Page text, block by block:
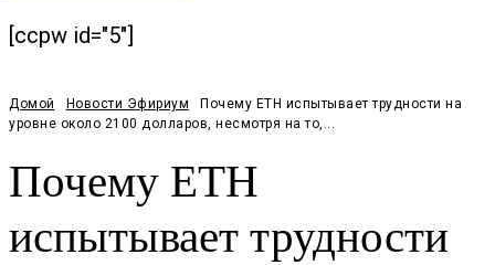
[ccpw id="5"]
Домой Новости Эфириум
Почему ETH испытывает трудности на
уровне около 2100 долларов, несмотря на то,...
Почему ETH
испытывает трудности